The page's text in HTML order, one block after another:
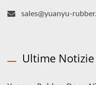
sales@yuanyu-
Ultime Notizie